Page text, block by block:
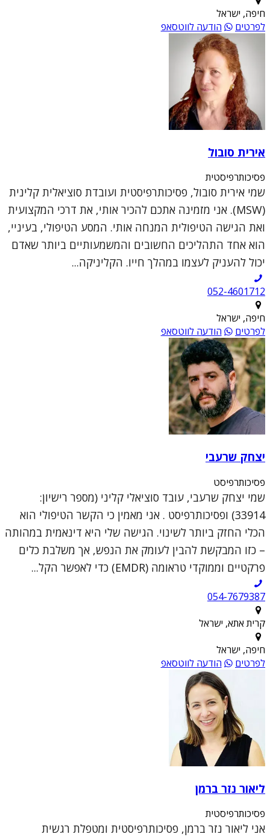
חיפה, ישראל
לפרטים
הודעה לווטסאפ
אירית סובול
פסיכותרפיסטית
שמי אירית סובול, פסיכותרפיסטית ועובדת סוציאלית קלינית
(MSW). אני מזמינה אתכם להכיר אותי, את דרכי המקצועית
ואת הגישה הטיפולית המנחה אותי. המסע הטיפולי, בעיניי,
הוא אחד התהליכים החשובים והמשמעותיים ביותר שאדם
יכול להעניק לעצמו במהלך חייו. הקליניקה...
052-4601712
חיפה, ישראל
לפרטים
הודעה לווטסאפ
יצחק שרעבי
פסיכותרפיסט
שמי יצחק שרעבי, עובד סוציאלי קליני (מספר רישיון:
33914) ופסיכותרפיסט . אני מאמין כי הקשר הטיפולי הוא
הכלי החזק ביותר לשינוי. הגישה שלי היא דינאמית במהותה
– כזו המבקשת להבין לעומק את הנפש, אך משלבת כלים
פרקטיים וממוקדי טראומה (EMDR) כדי לאפשר הקל...
054-7679387
קרית אתא, ישראל
חיפה, ישראל
לפרטים
הודעה לווטסאפ
ליאור נזר ברמן
פסיכותרפיסטית
אני ליאור נזר ברמן, פסיכותרפיסטית ומטפלת רגשית